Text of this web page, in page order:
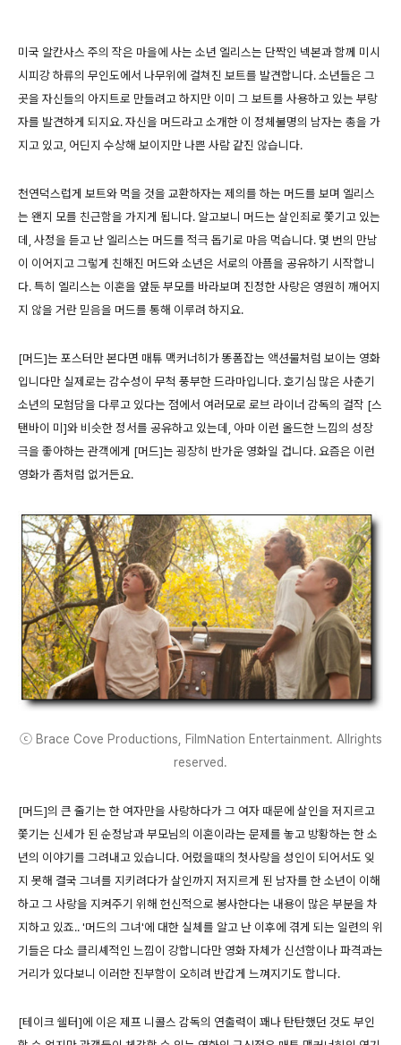
미국 알칸사스 주의 작은 마을에 사는 소년 엘리스는 단짝인 넥본과 함께 미시
시피강 하류의 무인도에서 나무위에 걸쳐진 보트를 발견합니다. 소년들은 그
곳을 자신들의 아지트로 만들려고 하지만 이미 그 보트를 사용하고 있는 부랑
자를 발견하게 되지요. 자신을 머드라고 소개한 이 정체불명의 남자는 총을 가
지고 있고, 어딘지 수상해 보이지만 나쁜 사람 같진 않습니다.
천연덕스럽게 보트와 먹을 것을 교환하자는 제의를 하는 머드를 보며 엘리스
는 왠지 모를 친근함을 가지게 됩니다. 알고보니 머드는 살인죄로 쫓기고 있는
데, 사정을 듣고 난 엘리스는 머드를 적극 돕기로 마음 먹습니다. 몇 번의 만남
이 이어지고 그렇게 친해진 머드와 소년은 서로의 아픔을 공유하기 시작합니
다. 특히 엘리스는 이혼을 앞둔 부모를 바라보며 진정한 사랑은 영원히 깨어지
지 않을 거란 믿음을 머드를 통해 이루려 하지요.
[머드]는 포스터만 본다면 매튜 맥커너히가 똥폼잡는 액션물처럼 보이는 영화
입니다만 실제로는 감수성이 무척 풍부한 드라마입니다. 호기심 많은 사춘기
소년의 모험담을 다루고 있다는 점에서 여러모로 로브 라이너 감독의 걸작 [스
탠바이 미]와 비슷한 정서를 공유하고 있는데, 아마 이런 올드한 느낌의 성장
극을 좋아하는 관객에게 [머드]는 굉장히 반가운 영화일 겁니다. 요즘은 이런
영화가 좀처럼 없거든요.
ⓒ Brace Cove Productions, FilmNation Entertainment. Allrights
reserved.
[머드]의 큰 줄기는 한 여자만을 사랑하다가 그 여자 때문에 살인을 저지르고
쫓기는 신세가 된 순정남과 부모님의 이혼이라는 문제를 놓고 방황하는 한 소
년의 이야기를 그려내고 있습니다. 어렸을때의 첫사랑을 성인이 되어서도 잊
지 못해 결국 그녀를 지키려다가 살인까지 저지르게 된 남자를 한 소년이 이해
하고 그 사랑을 지켜주기 위해 헌신적으로 봉사한다는 내용이 많은 부분을 차
지하고 있죠.. '머드의 그녀'에 대한 실체를 알고 난 이후에 겪게 되는 일련의 위
기들은 다소 클리셰적인 느낌이 강합니다만 영화 자체가 신선함이나 파격과는
거리가 있다보니 이러한 진부함이 오히려 반갑게 느껴지기도 합니다.
[테이크 쉘터]에 이은 제프 니콜스 감독의 연출력이 꽤나 탄탄했던 것도 부인